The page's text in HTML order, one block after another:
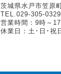
茨城県水戸市笠原
TEL. 029-305-0329
営業時間：9時～
休業日：土･日･祝